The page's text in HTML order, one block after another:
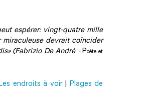
espérer: vingt-quatre mille
miraculeuse devrait coïncider
(Fabrizio De Andrè -Poète et
endroits à voir| Plages de